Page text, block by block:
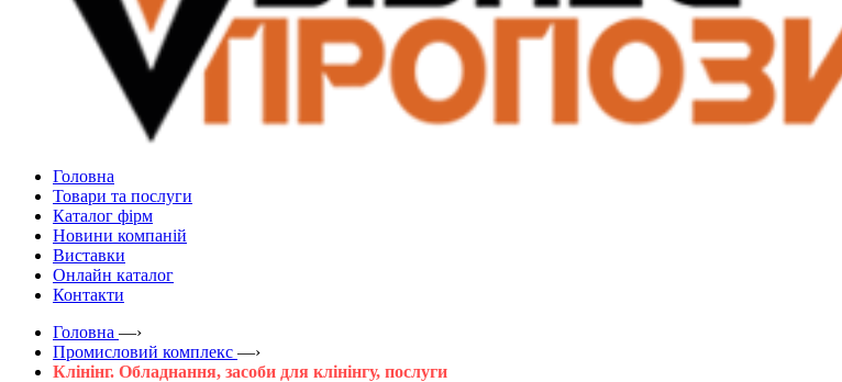
Головна
Товари та послуги
Каталог фірм
Новини компаній
Виставки
Онлайн каталог
Контакти
Головна —›
Промисловий комплекс —›
Клінінг. Обладнання, засоби для клінінгу, послуги